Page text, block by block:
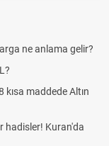
ne anlama gelir?
maddede Altın
hadisler! Kuran'da